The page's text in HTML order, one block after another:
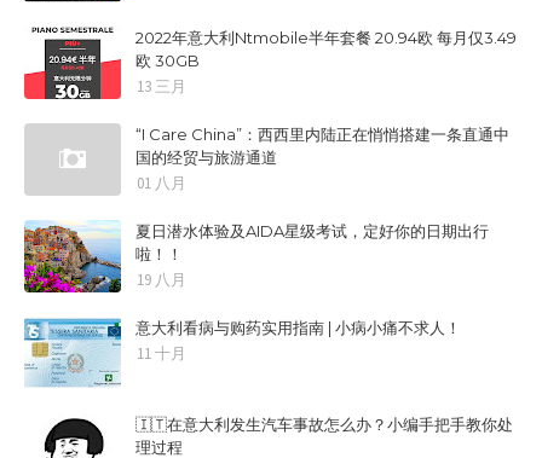
2022年意大利Ntmobile半年套餐 20.94欧 每月仅3.49
欧 30GB
13 三月
“I Care China”：西西里内陆正在悄悄搭建一条直通中
国的经贸与旅游通道
01 八月
夏日潜水体验及AIDA星级考试，定好你的日期出行
啦！！
19 八月
意大利看病与购药实用指南 | 小病小痛不求人！
11 十月
🇮🇹在意大利发生汽车事故怎么办？小编手把手教你处
理过程